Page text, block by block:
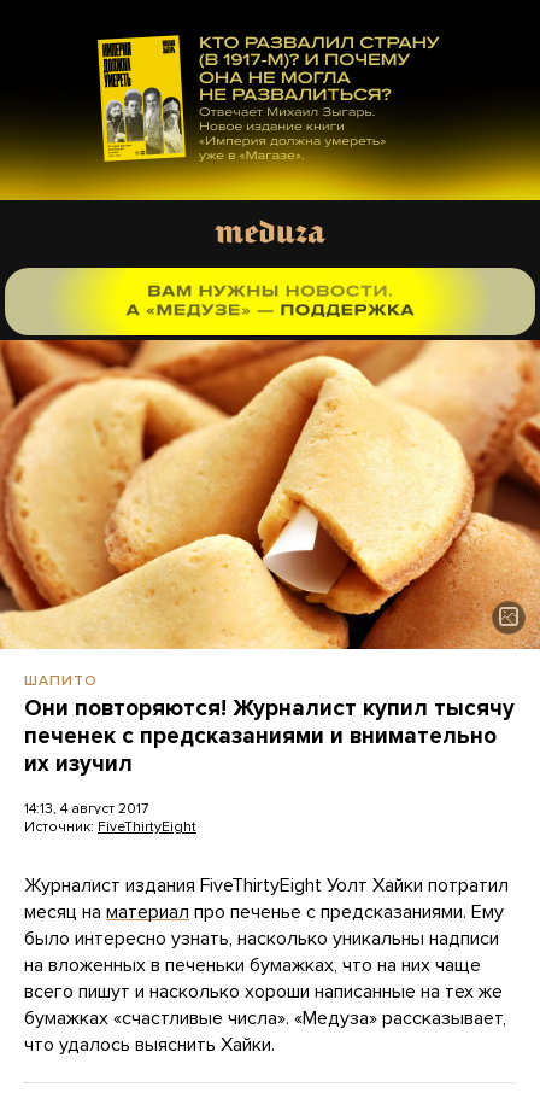
ШАПИТО
Они повторяются! Журналист купил тысячу
печенек с предсказаниями и внимательно
их изучил
14:13, 4 август 2017
Источник: FiveThirtyEight
Журналист издания FiveThirtyEight Уолт Хайки потратил
месяц на материал про печенье с предсказаниями. Ему
было интересно узнать, насколько уникальны надписи
на вложенных в печеньки бумажках, что на них чаще
всего пишут и насколько хороши написанные на тех же
бумажках «счастливые числа». «Медуза» рассказывает,
что удалось выяснить Хайки.